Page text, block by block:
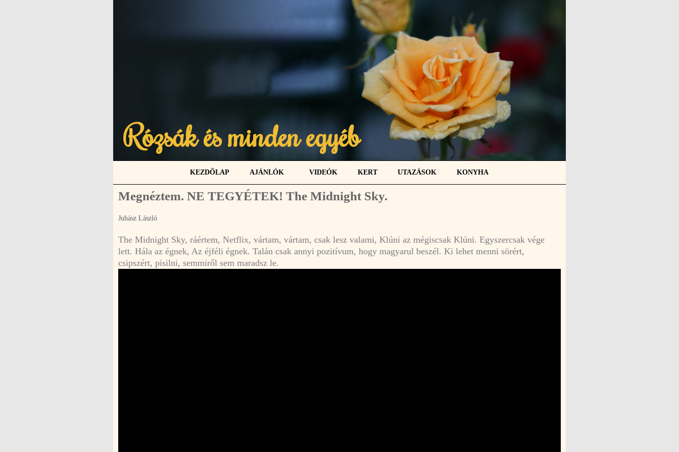
Rózsák és minden egyéb
KEZDŐLAP AJÁNLÓK VIDEÓK KERT UTAZÁSOK KONYHA
Megnéztem. NE TEGYÉTEK! The Midnight Sky.
Juhász László
The Midnight Sky, ráértem, Netflix, vártam, vártam, csak lesz valami, Klúni az mégiscsak Klúni. Egyszercsak vége
lett. Hála az égnek, Az éjféli égnek. Talán csak annyi pozitívum, hogy magyarul beszél. Ki lehet menni sörért,
csipszért, pisilni, semmiről sem maradsz le.